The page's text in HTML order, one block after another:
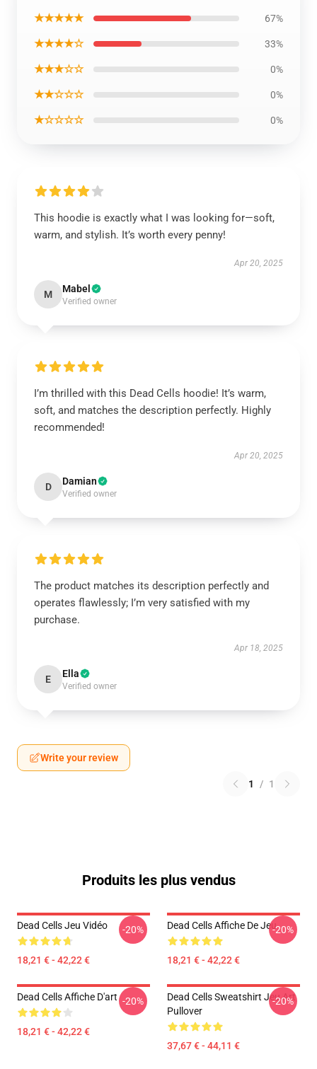
★★★★★ 67%
★★★★☆ 33%
★★★☆☆ 0%
★★☆☆☆ 0%
★☆☆☆☆ 0%
This hoodie is exactly what I was looking for—soft,
warm, and stylish. It’s worth every penny!
Apr 20, 2025
M Mabel
Verified owner
I’m thrilled with this Dead Cells hoodie! It’s warm,
soft, and matches the description perfectly. Highly
recommended!
Apr 20, 2025
D Damian
Verified owner
The product matches its description perfectly and
operates flawlessly; I’m very satisfied with my
purchase.
Apr 18, 2025
E Ella
Verified owner
Write your review
1 / 1
Produits les plus vendus
Dead Cells Jeu Vidéo
18,21 € - 42,22 €
-20% Dead Cells Affiche De Jeu
18,21 € - 42,22 €
-20%
Dead Cells Affiche D'art
18,21 € - 42,22 €
-20%
Dead Cells Sweatshirt Jeu Art
Pullover
37,67 € - 44,11 €
-20%